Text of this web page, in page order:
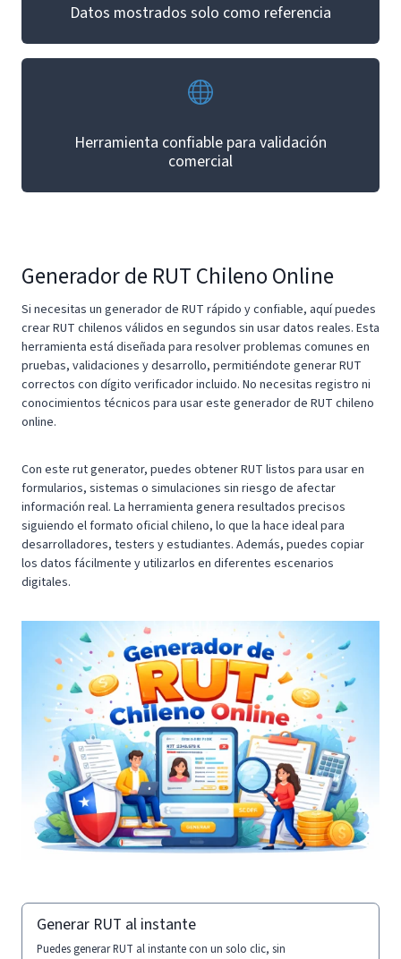
Datos mostrados solo como referencia
Herramienta confiable para validación
comercial
Generador de RUT Chileno Online
Si necesitas un generador de RUT rápido y confiable, aquí puedes
crear RUT chilenos válidos en segundos sin usar datos reales. Esta
herramienta está diseñada para resolver problemas comunes en
pruebas, validaciones y desarrollo, permitiéndote generar RUT
correctos con dígito verificador incluido. No necesitas registro ni
conocimientos técnicos para usar este generador de RUT chileno
online.
Con este rut generator, puedes obtener RUT listos para usar en
formularios, sistemas o simulaciones sin riesgo de afectar
información real. La herramienta genera resultados precisos
siguiendo el formato oficial chileno, lo que la hace ideal para
desarrolladores, testers y estudiantes. Además, puedes copiar
los datos fácilmente y utilizarlos en diferentes escenarios
digitales.
Generar RUT al instante
Puedes generar RUT al instante con un solo clic, sin